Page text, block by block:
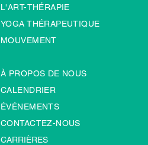
L'ART-THÉRAPIE
YOGA THÉRAPEUTIQUE
MOUVEMENT
À PROPOS DE NOUS
CALENDRIER
ÉVÉNEMENTS
CONTACTEZ-NOUS
CARRIÈRES